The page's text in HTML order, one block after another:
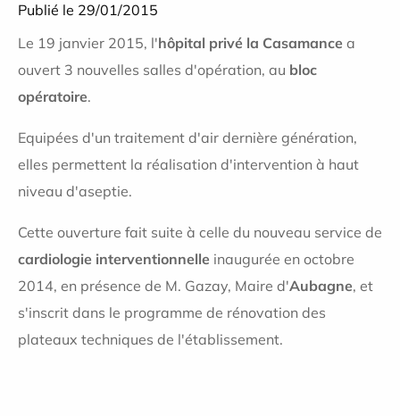
Publié le 29/01/2015
Le 19 janvier 2015, l'hôpital privé la Casamance a
ouvert 3 nouvelles salles d'opération, au bloc
opératoire.
Equipées d'un traitement d'air dernière génération,
elles permettent la réalisation d'intervention à haut
niveau d'aseptie.
Cette ouverture fait suite à celle du nouveau service de
cardiologie interventionnelle inaugurée en octobre
2014, en présence de M. Gazay, Maire d'Aubagne, et
s'inscrit dans le programme de rénovation des
plateaux techniques de l'établissement.